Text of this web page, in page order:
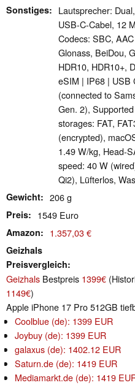
Sonstiges
Lautsprecher:
USB-C-Cabel, 12
Codecs: SBC,
Glonass, BeiDou,
HDR10, HDR10+,
eSIM | IP68 | USB
(connected to
Gen. 2),
storages: FAT,
(encrypted),
1.49 W/kg, Head-
speed: 40 W
Qi2), Lüfterlos,
Gewicht 206 g
Preis 1549 Euro
Amazon 1.357,03 €
Geizhals
Preisvergleich
Geizhals Bestpreis 1399€
1149€)
Apple iPhone 17 Pro 512GB
Coolblue (de): 1399 EUR
Joybuy (de): 1399 EUR
galaxus (de): 1402.12 EUR
Saturn.de (de): 1419 EUR
Mediamarkt.de (de): 1419